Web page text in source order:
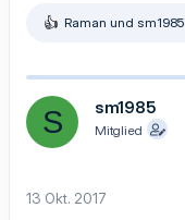
R
k
t
o
n
Raman und sm1985
S sm1985
Mitglied
13 Okt. 2017